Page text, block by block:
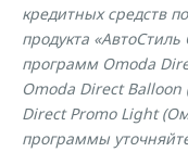
кредитных средств
продукта
программ Omoda
Omoda Direct
Direct Promo Light
программы